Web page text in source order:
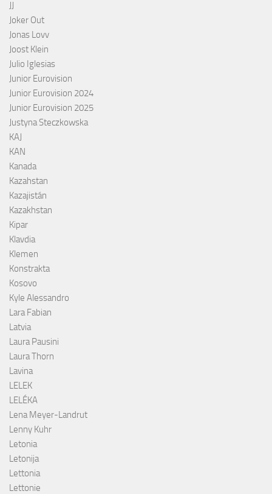
JJ
Joker Out
Jonas Lovv
Joost Klein
Julio Iglesias
Junior Eurovision
Junior Eurovision 2024
Junior Eurovision 2025
Justyna Steczkowska
KAJ
KAN
Kanada
Kazahstan
Kazajistán
Kazakhstan
Kipar
Klavdia
Klemen
Konstrakta
Kosovo
Kyle Alessandro
Lara Fabian
Latvia
Laura Pausini
Laura Thorn
Lavina
LELEK
LELÉKA
Lena Meyer-Landrut
Lenny Kuhr
Letonia
Letonija
Lettonia
Lettonie